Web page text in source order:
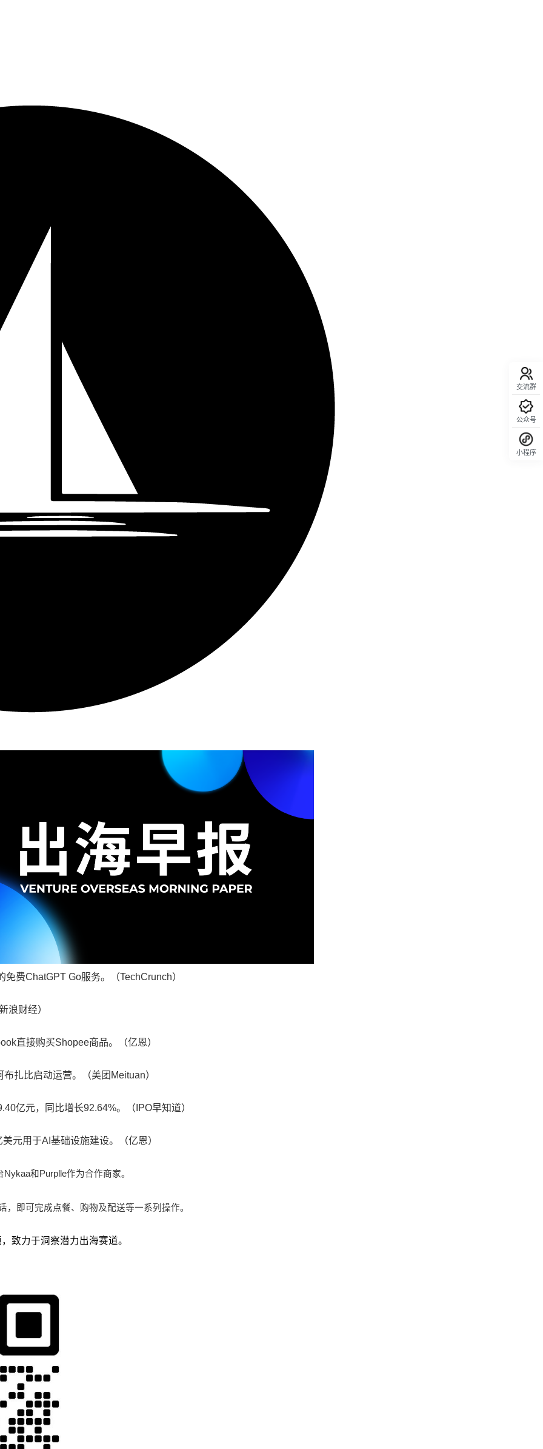
费ChatGPT Go服务。（TechCrunch）
浪财经）
直接购买Shopee商品。（亿恩）
扎比启动运营。（美团Meituan）
亿元，同比增长92.64%。（IPO早知道）
元用于AI基础设施建设。（亿恩）
和Purplle作为合作商家。
即可完成点餐、购物及配送等一系列操作。
致力于洞察潜力出海赛道。
交流群
公众号
小程序